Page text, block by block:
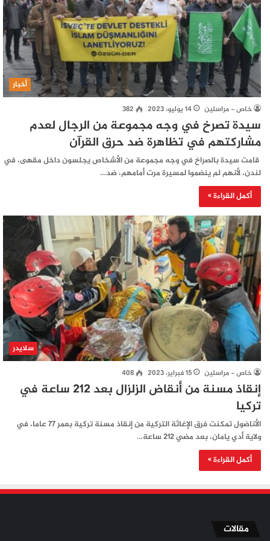
أخبار
خاص - مراسلين 14 يوليو، 2023 382
سيدة تصرخ في وجه مجموعة من الرجال لعدم
مشاركتهم في تظاهرة ضد حرق القرآن
قامت سيدة بالصراخ في وجه مجموعة من الأشخاص يجلسون داخل مقهى، في
لندن، لأنهم لم ينضموا لمسيرة مرت أمامهم، ضد…
أكمل القراءة »
سلايدر
خاص - مراسلين 15 فبراير، 2023 408
إنقاذ مسنة من أنقاض الزلزال بعد 212 ساعة في
تركيا
الأناضول تمكنت فرق الإغاثة التركية من إنقاذ مسنة تركية بعمر 77 عاما، في
ولاية أدي يامان، بعد مضي 212 ساعة…
أكمل القراءة »
مقالات